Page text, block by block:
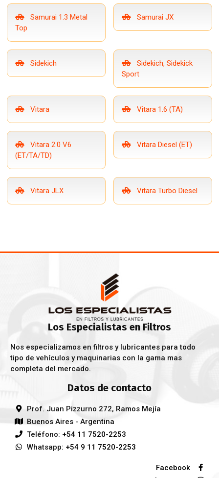
Samurai 1.3 Metal
Top
Samurai JX
Sidekich
Sidekich, Sidekick
Sport
Vitara Vitara 1.6 (TA)
Vitara 2.0 V6
(ET/TA/TD)
Vitara Diesel (ET)
Vitara JLX Vitara Turbo Diesel
Los Especialistas en Filtros
Nos especializamos en filtros y lubricantes para todo
tipo de vehículos y maquinarias con la gama mas
completa del mercado.
Datos de contacto
Prof. Juan Pizzurno 272, Ramos Mejía
Buenos Aires - Argentina
Teléfono: +54 11 7520-2253
Whatsapp: +54 9 11 7520-2253
Facebook